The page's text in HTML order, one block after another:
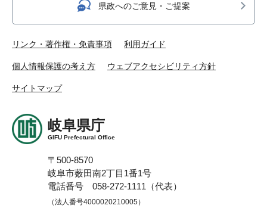
県政へのご意見・ご提案
リンク・著作権・免責事項 利用ガイド
個人情報保護の考え方 ウェブアクセシビリティ方針
サイトマップ
岐阜県庁
GIFU Prefectural Office
〒500-8570
岐阜市薮田南2丁目1番1号
電話番号 058-272-1111（代表）
（法人番号4000020210005）